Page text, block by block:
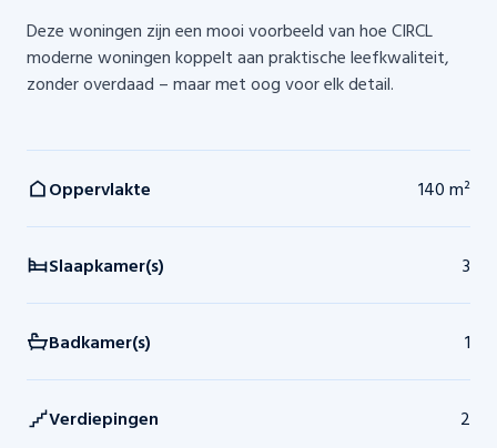
Deze woningen zijn een mooi voorbeeld van hoe CIRCL
moderne woningen koppelt aan praktische leefkwaliteit,
zonder overdaad – maar met oog voor elk detail.
Oppervlakte 140 m²
Slaapkamer(s) 3
Badkamer(s) 1
Verdiepingen 2